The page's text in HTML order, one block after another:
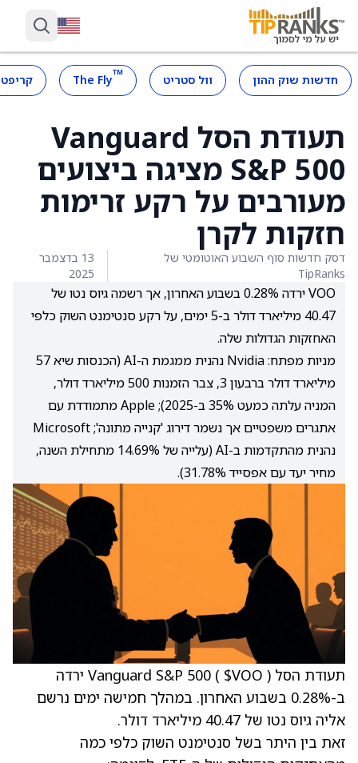
חדשות שוק ההון וול סטריט ™
The Fly
תעודת הסל Vanguard
S&P 500 מציגה ביצועים
מעורבים על רקע זרימות
חזקות לקרן
דסק חדשות סוף השבוע האוטומטי של
TipRanks
13 בדצמבר
2025
VOO ירדה 0.28% בשבוע האחרון, אך רשמה גיוס נטו של
40.47 מיליארד דולר ב-5 ימים, על רקע סנטימנט השוק כלפי
האחזקות הגדולות שלה.
מניות מפתח: Nvidia נהנית ממגמת ה-AI (הכנסות שיא 57
מיליארד דולר ברבעון 3, צבר הזמנות 500 מיליארד דולר,
המניה עלתה כמעט 35% ב-2025); Apple מתמודדת עם
אתגרים משפטיים אך נשמר דירוג 'קנייה מתונה'; Microsoft
נהנית מהתקדמות ב-AI (עלייה של 14.69% מתחילת השנה,
מחיר יעד עם אפסייד 31.78%).
תעודת הסל Vanguard S&P 500 ( $VOO ) ירדה
ב-0.28% בשבוע האחרון. במהלך חמישה ימים נרשם
אליה גיוס נטו של 40.47 מיליארד דולר.
זאת בין היתר בשל סנטימנט השוק כלפי כמה